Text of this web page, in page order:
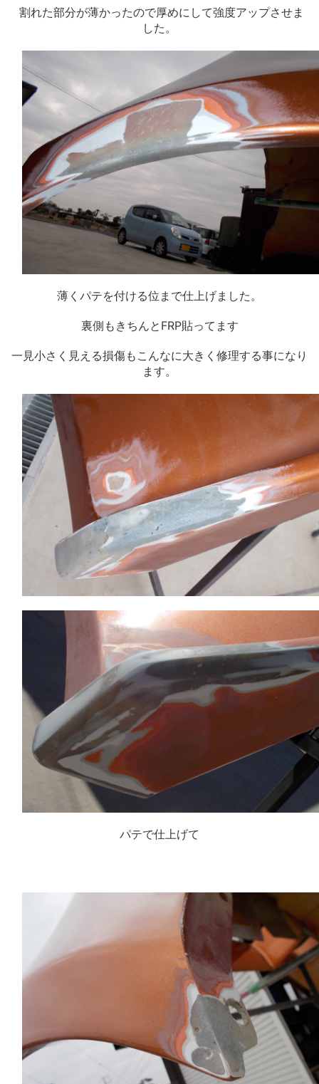
割れた部分が薄かったので厚めにして強度アップさせま
した。
薄くパテを付ける位まで仕上げました。
裏側もきちんとFRP貼ってます
一見小さく見える損傷もこんなに大きく修理する事になり
ます。
パテで仕上げて